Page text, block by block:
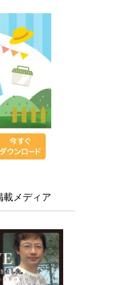
載メディア